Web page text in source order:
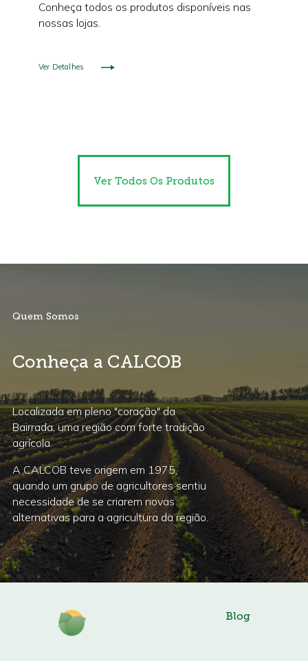
Conheça todos os produtos disponíveis nas
nossas lojas.
Ver Detalhes
Ver Todos Os Produtos
Quem Somos
Conheça a CALCOB
Localizada em pleno "coração" da
Bairrada, uma região com forte tradição
agrícola.
A CALCOB teve origem em 1975,
quando um grupo de agricultores sentiu
necessidade de se criarem novas
alternativas para a agricultura da região.
Blog